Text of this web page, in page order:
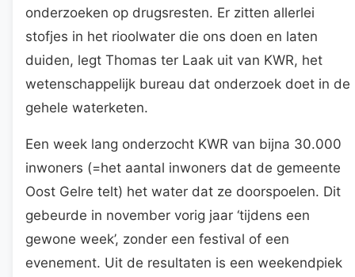
onderzoeken op drugsresten. Er zitten allerlei
stofjes in het rioolwater die ons doen en laten
duiden, legt Thomas ter Laak uit van KWR, het
wetenschappelijk bureau dat onderzoek doet in de
gehele waterketen.
Een week lang onderzocht KWR van bijna 30.000
inwoners (=het aantal inwoners dat de gemeente
Oost Gelre telt) het water dat ze doorspoelen. Dit
gebeurde in november vorig jaar ‘tijdens een
gewone week’, zonder een festival of een
evenement. Uit de resultaten is een weekendpiek